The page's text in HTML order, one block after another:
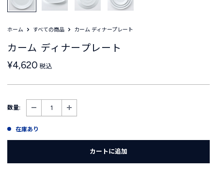
ホーム すべての商品 カーム ディナープレート
カーム ディナープレート
販
価
¥4,620 税込
数量:
在庫あり
カートに追加